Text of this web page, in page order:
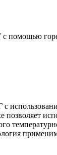
с помощью